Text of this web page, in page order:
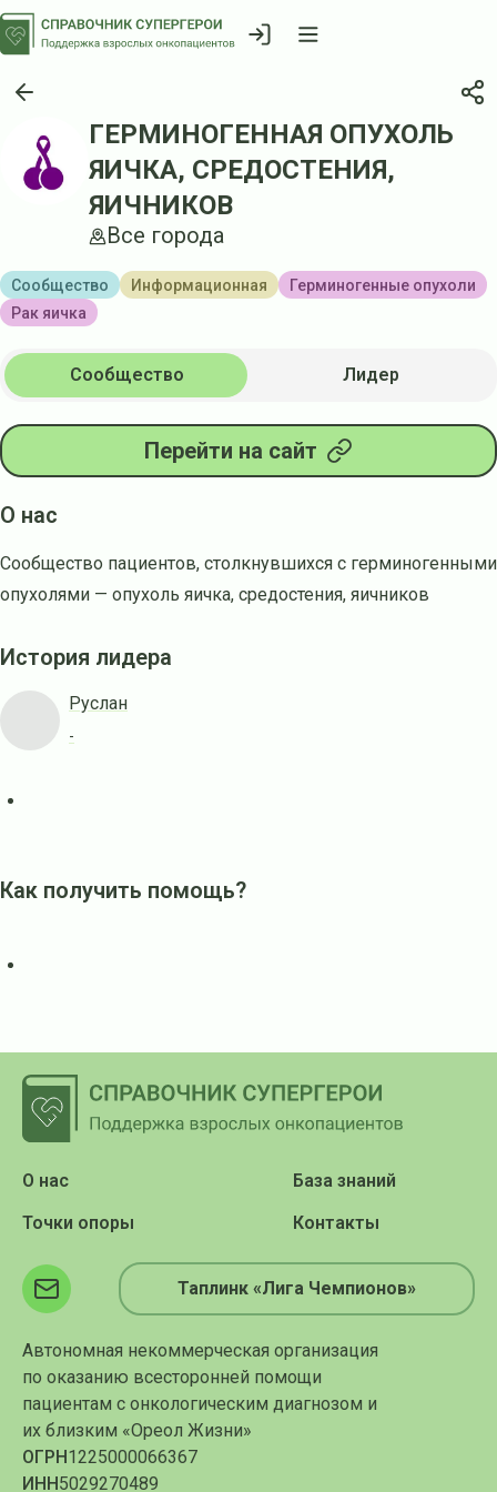
ГЕРМИНОГЕННАЯ ОПУХОЛЬ
ЯИЧКА, СРЕДОСТЕНИЯ,
ЯИЧНИКОВ
Все города
Сообщество Информационная
Герминогенные опухоли
Рак яичка
Сообщество Лидер
Перейти на сайт
О нас
Сообщество пациентов, столкнувшихся с герминогенными
опухолями — опухоль яичка, средостения, яичников
История лидера
Руслан
-
Как получить помощь?
Автономная некоммерческая организация
по оказанию всесторонней помощи
пациентам с онкологическим диагнозом и
их близким «Ореол Жизни»
ОГРН1225000066367
ИНН5029270489
О нас
База знаний
Точки опоры
Контакты
Таплинк «Лига Чемпионов»